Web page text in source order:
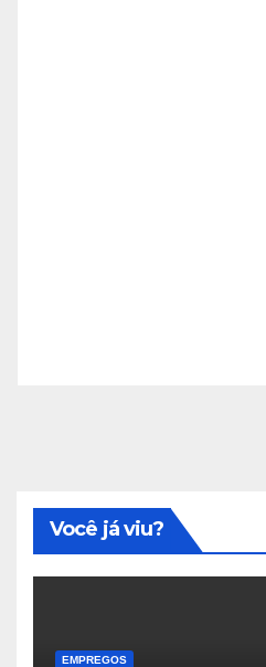
Você já viu?
EMPREGOS